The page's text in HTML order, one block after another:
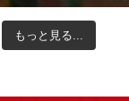
もっと見る...